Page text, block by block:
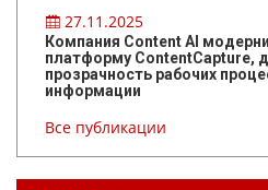
27.11.2025
Компания Content AI
платформу ContentCapture,
прозрачность рабочих
информации
Все публикации